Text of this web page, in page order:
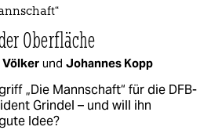
Oberfläche
Völker und Johannes Kopp
„Die Mannschaft“ für die DFB-
Grindel – und will ihn
Idee?